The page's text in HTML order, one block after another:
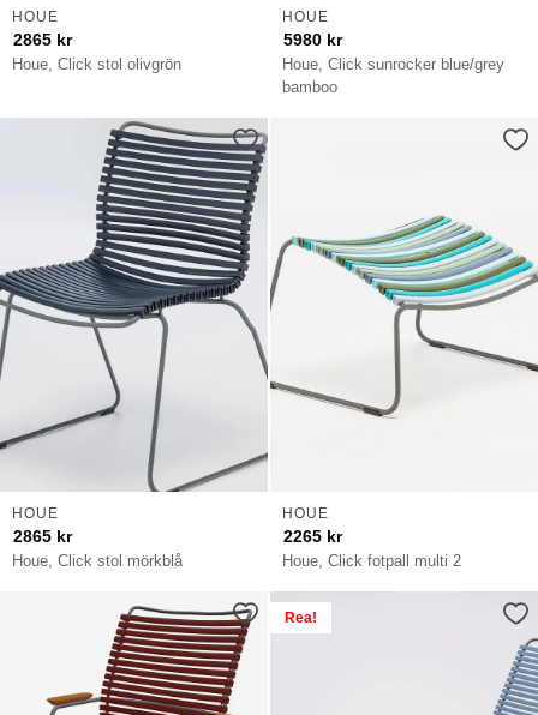
Houe, Click stol olivgrön
HOUE
2865 kr
Houe, Click sunrocker blue/grey
bamboo
HOUE
5980 kr
Houe, Click stol mörkblå
HOUE
2865 kr
Houe, Click fotpall multi 2
HOUE
2265 kr
Rea!